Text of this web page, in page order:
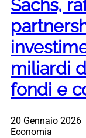
Sachs,
miliardi
fondi e
20 Gennaio 2026
Economia